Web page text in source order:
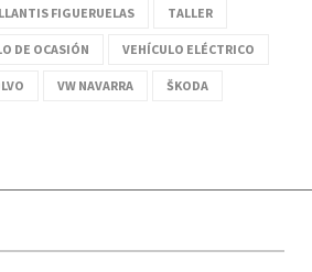
FIGUERUELAS TALLER
DE OCASIÓN VEHÍCULO ELÉCTRICO
VW NAVARRA ŠKODA